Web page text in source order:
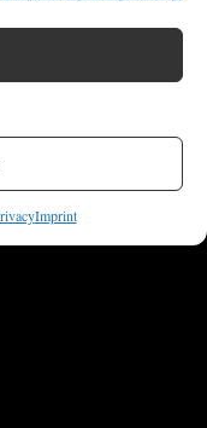
Imprint